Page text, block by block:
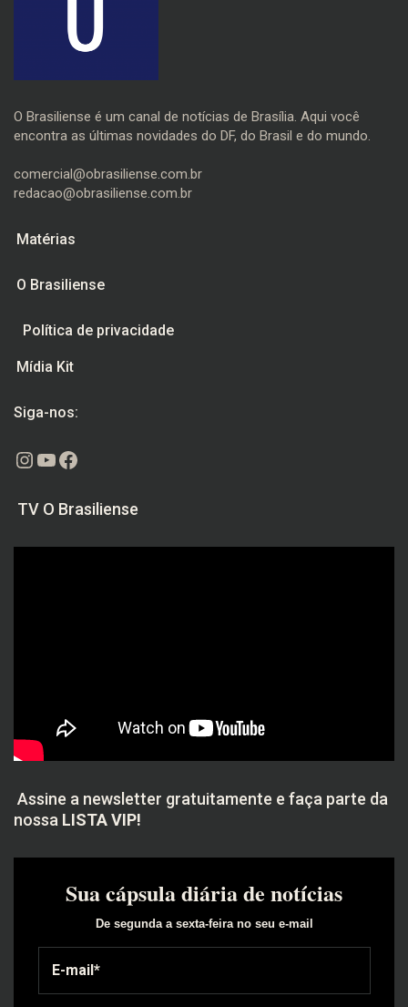
O Brasiliense é um canal de notícias de Brasília. Aqui você
encontra as últimas novidades do DF, do Brasil e do mundo.
comercial@obrasiliense.com.br
redacao@obrasiliense.com.br
Matérias
O Brasiliense
Política de privacidade
Mídia Kit
Siga-nos:
Instagram
Youtube
Facebook
TV O Brasiliense
Assine a newsletter gratuitamente e faça parte da
nossa LISTA VIP!
Sua cápsula diária de notícias
De segunda a sexta-feira no seu e-mail